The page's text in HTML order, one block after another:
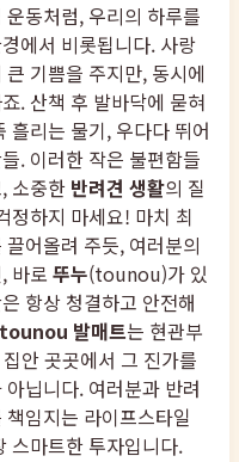
동처럼, 우리의 하루를
에서 비롯됩니다. 사랑
기쁨을 주지만, 동시에
. 산책 후 발바닥에 묻혀
흘리는 물기, 우다다 뛰어
. 이러한 작은 불편함들
소중한 반려견 생활의 질
정하지 마세요! 마치 최
어올려 주듯, 여러분의
바로 뚜누(tounou)가 있
항상 청결하고 안전해
tounou 발매트는 현관부
안 곳곳에서 그 진가를
닙니다. 여러분과 반려
임지는 라이프스타일
스마트한 투자입니다.